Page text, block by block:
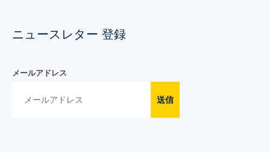
ニュースレター 登録
メールアドレス
送信